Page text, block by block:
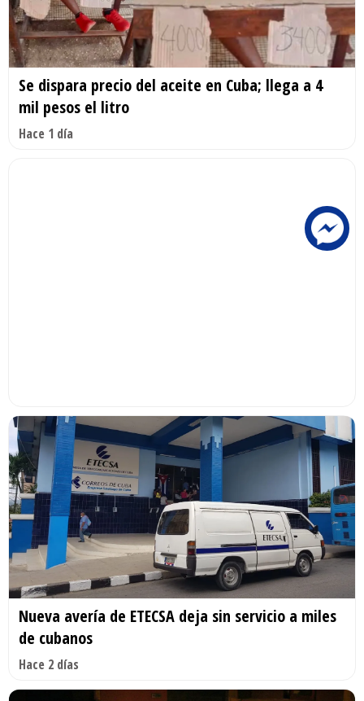
Se dispara precio del aceite en Cuba; llega a 4
mil pesos el litro
Hace 1 día
Nueva avería de ETECSA deja sin servicio a miles
de cubanos
Hace 2 días